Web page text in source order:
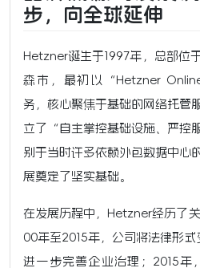
步，向全球延伸
Hetzner诞生于1997年，总部位
森市，最初以“Hetzner
务，核心聚焦于基础的网络托管
立了“自主掌控基础设施、严控
别于当时许多依赖外包数据中心
展奠定了坚实基础。
在发展历程中，Hetzner经历了
00年至2015年，公司将法律形式
进一步完善企业治理；2015年